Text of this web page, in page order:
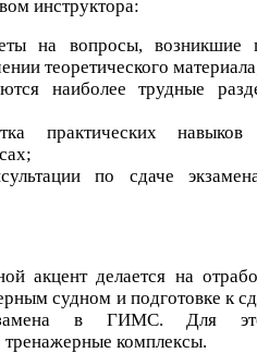
инструктора:
на вопросы, возникшие
теоретического
наиболее трудные
практических
по сдаче
акцент делается на
судном и подготовке к
в ГИМС. Для
комплексы.